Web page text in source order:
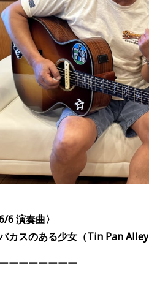
6/6演奏曲〉
カスのある少女 （Tin Pan Alley
ーーーーーーー